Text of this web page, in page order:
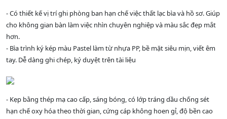
- Có thiết kế vị trí ghi phòng ban hạn chế việc thất lạc bìa và hồ sơ. Giúp
cho không gian bàn làm việc nhìn chuyên nghiệp và màu sắc đẹp mắt
hơn.
- Bìa trình ký kép màu Pastel làm từ nhựa PP, bề mặt siêu mịn, viết êm
tay. Dễ dàng ghi chép, ký duyệt trên tài liệu
- Kẹp bằng thép mạ cao cấp, sáng bóng, có lớp tráng dầu chống sét
hạn chế oxy hóa theo thời gian, cứng cáp không hoen gỉ, độ bền cao